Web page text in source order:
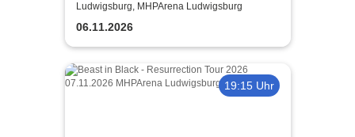
TOUR 2026
Ludwigsburg, MHPArena Ludwigsburg
06.11.2026
19:15 Uhr